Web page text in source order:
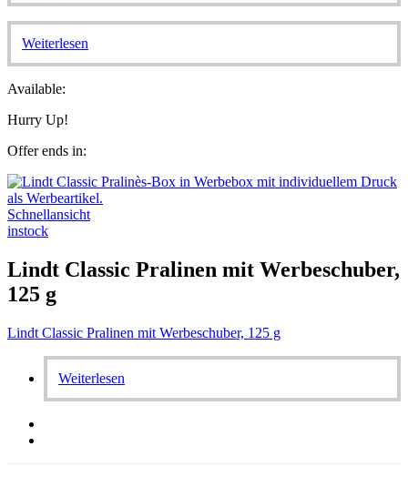
Weiterlesen
Available:
Hurry Up!
Offer ends in:
Schnellansicht
instock
Lindt Classic Pralinen mit Werbeschuber,
125 g
Lindt Classic Pralinen mit Werbeschuber, 125 g
Weiterlesen